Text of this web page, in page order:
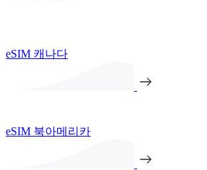
eSIM 캐나다
eSIM 북아메리카